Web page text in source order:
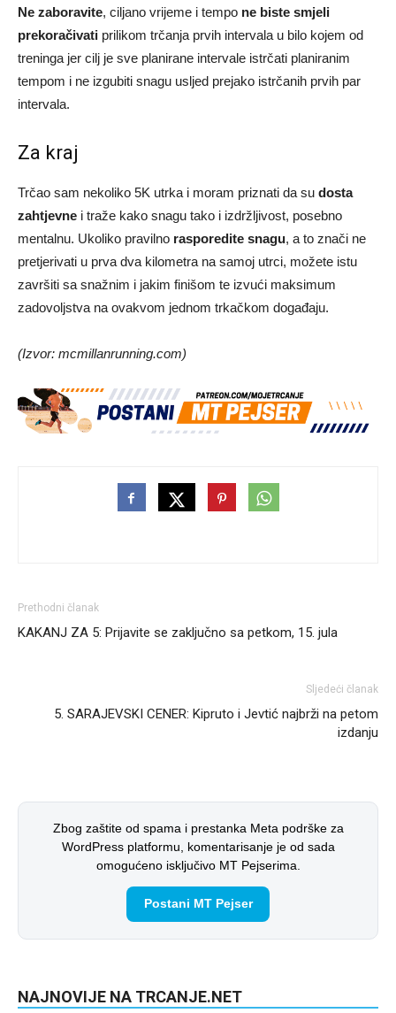
Ne zaboravite, ciljano vrijeme i tempo ne biste smjeli
prekoračivati prilikom trčanja prvih intervala u bilo kojem od
treninga jer cilj je sve planirane intervale istrčati planiranim
tempom i ne izgubiti snagu usljed prejako istrčanih prvih par
intervala.
Za kraj
Trčao sam nekoliko 5K utrka i moram priznati da su dosta
zahtjevne i traže kako snagu tako i izdržljivost, posebno
mentalnu. Ukoliko pravilno rasporedite snagu, a to znači ne
pretjerivati u prva dva kilometra na samoj utrci, možete istu
završiti sa snažnim i jakim finišom te izvući maksimum
zadovoljstva na ovakvom jednom trkačkom događaju.
(Izvor: mcmillanrunning.com)
Prethodni članak
KAKANJ ZA 5: Prijavite se zaključno sa petkom, 15. jula
Sljedeći članak
5. SARAJEVSKI CENER: Kipruto i Jevtić najbrži na petom
izdanju
Zbog zaštite od spama i prestanka Meta podrške za
WordPress platformu, komentarisanje je od sada
omogućeno isključivo MT Pejserima.
Postani MT Pejser
NAJNOVIJE NA TRCANJE.NET